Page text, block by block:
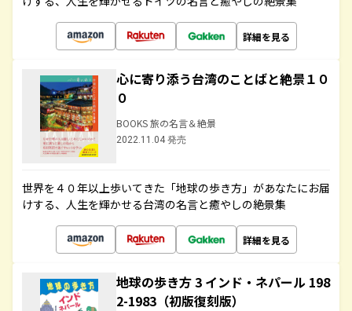
詳細を見る
心に寄り添う台湾のことばと絶景１０
０
BOOKS 旅の名言＆絶景
2022.11.04 発売
世界を４０年以上歩いてきた「地球の歩き方」があなたにお届
けする、人生を輝かせる台湾の名言と癒やしの絶景集
詳細を見る
地球の歩き方 3 インド・ネパール 198
2-1983（初版復刻版）